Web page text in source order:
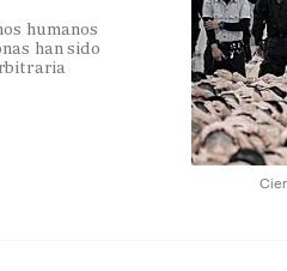
humanos
han sido